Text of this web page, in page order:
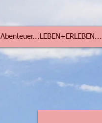
Abenteuer...LEBEN+ERLEBEN...